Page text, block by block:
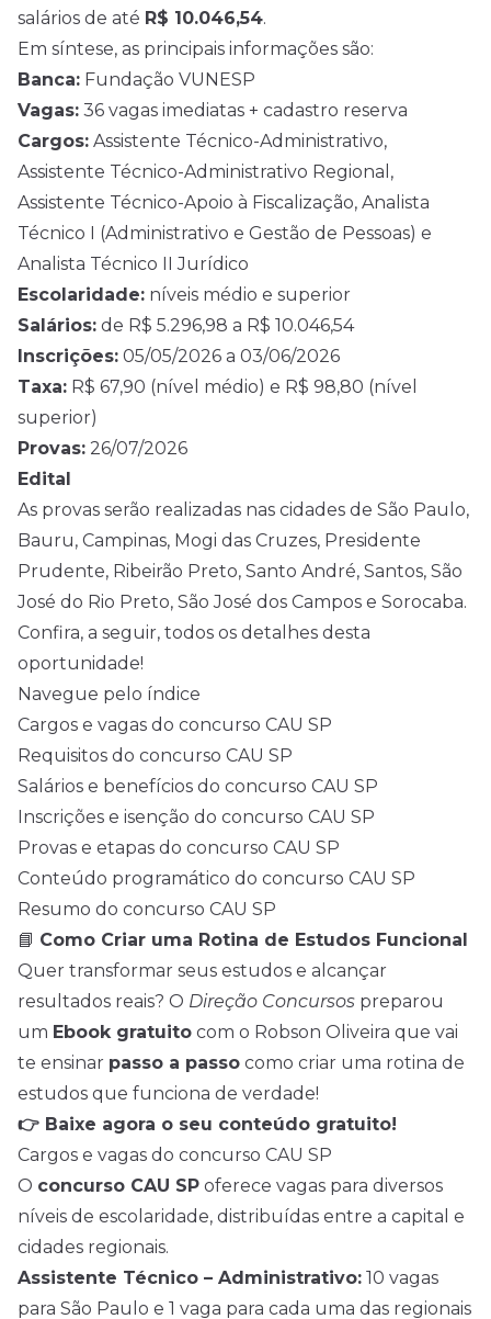
salários de até R$ 10.046,54.
Em síntese, as principais informações são:
Banca: Fundação VUNESP
Vagas: 36 vagas imediatas + cadastro reserva
Cargos: Assistente Técnico-Administrativo,
Assistente Técnico-Administrativo Regional,
Assistente Técnico-Apoio à Fiscalização, Analista
Técnico I (Administrativo e Gestão de Pessoas) e
Analista Técnico II Jurídico
Escolaridade: níveis médio e superior
Salários: de R$ 5.296,98 a R$ 10.046,54
Inscrições: 05/05/2026 a 03/06/2026
Taxa: R$ 67,90 (nível médio) e R$ 98,80 (nível
superior)
Provas: 26/07/2026
Edital
As provas serão realizadas nas cidades de São Paulo,
Bauru, Campinas, Mogi das Cruzes, Presidente
Prudente, Ribeirão Preto, Santo André, Santos, São
José do Rio Preto, São José dos Campos e Sorocaba.
Confira, a seguir, todos os detalhes desta
oportunidade!
Navegue pelo índice
Cargos e vagas do concurso CAU SP
Requisitos do concurso CAU SP
Salários e benefícios do concurso CAU SP
Inscrições e isenção do concurso CAU SP
Provas e etapas do concurso CAU SP
Conteúdo programático do concurso CAU SP
Resumo do concurso CAU SP
📘 Como Criar uma Rotina de Estudos Funcional
Quer transformar seus estudos e alcançar
resultados reais? O Direção Concursos preparou
um Ebook gratuito com o Robson Oliveira que vai
te ensinar passo a passo como criar uma rotina de
estudos que funciona de verdade!
👉 Baixe agora o seu conteúdo gratuito!
Cargos e vagas do concurso CAU SP
O concurso CAU SP oferece vagas para diversos
níveis de escolaridade, distribuídas entre a capital e
cidades regionais.
Assistente Técnico – Administrativo: 10 vagas
para São Paulo e 1 vaga para cada uma das regionais